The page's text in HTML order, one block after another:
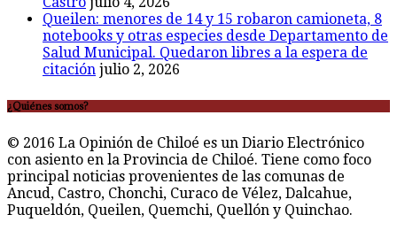
Queilen: menores de 14 y 15 robaron camioneta, 8
notebooks y otras especies desde Departamento de
Salud Municipal. Quedaron libres a la espera de
citación julio 2, 2026
¿Quiénes somos?
© 2016 La Opinión de Chiloé es un Diario Electrónico
con asiento en la Provincia de Chiloé. Tiene como foco
principal noticias provenientes de las comunas de
Ancud, Castro, Chonchi, Curaco de Vélez, Dalcahue,
Puqueldón, Queilen, Quemchi, Quellón y Quinchao.